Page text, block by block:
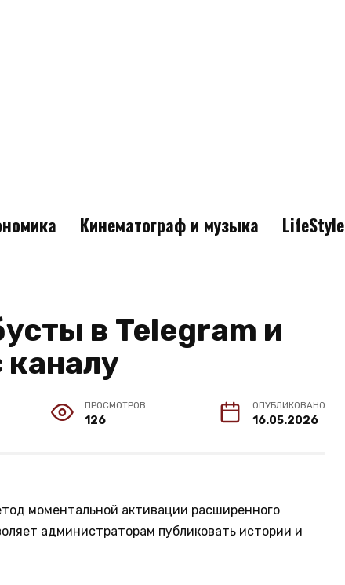
Кинематограф и музыка LifeStyle
в Telegram и
каналу
ПРОСМОТРОВ
126
ОПУБЛИКОВАНО
16.05.2026
моментальной активации расширенного
администраторам публиковать истории и